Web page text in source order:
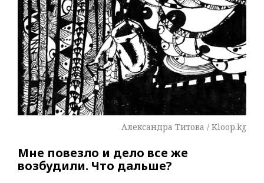
Александра Титова / Kloop.kg
Мне повезло и дело все же
возбудили. Что дальше?